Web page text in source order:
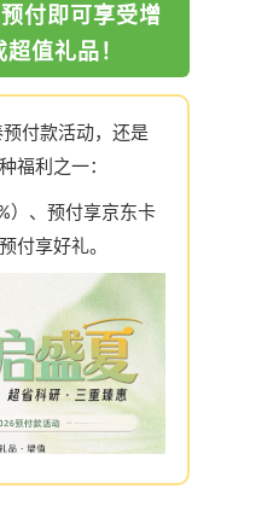
付即可享受增
值礼品！
付款活动，还是
福利之一：
）、预付享京东卡
付享好礼。